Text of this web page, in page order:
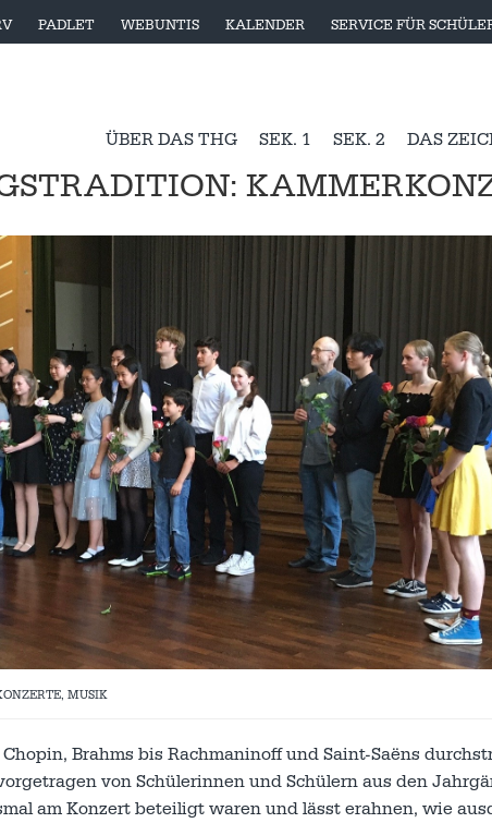
PADLET WEBUNTIS KALENDER SERVICE FÜR
ÜBER DAS THG SEK. 1 SEK. 2 DAS
, MUSIK
Brahms bis Rachmaninoff und Saint-Saëns
von Schülerinnen und Schülern aus den
am Konzert beteiligt waren und lässt erahnen, wie